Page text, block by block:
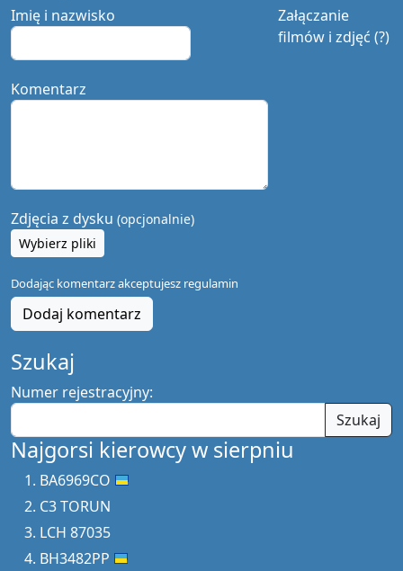
Załączanie
filmów i zdjęć (?)
Imię i nazwisko
Komentarz
Zdjęcia z dysku (opcjonalnie)
Wybierz pliki
Dodając komentarz akceptujesz regulamin
Dodaj komentarz
Szukaj
Numer rejestracyjny:
Szukaj
Najgorsi kierowcy w sierpniu
BA6969CO
C3 TORUN
LCH 87035
BH3482PP